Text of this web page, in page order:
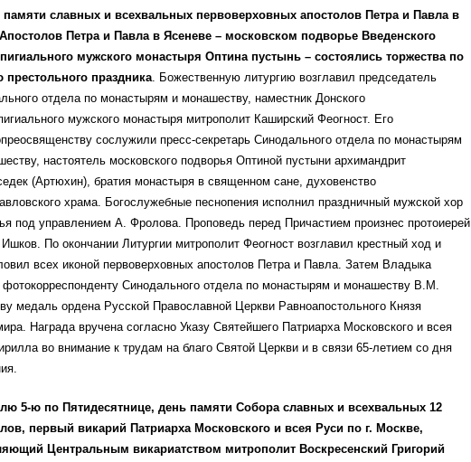
памяти славных и всехвальных первоверховных апостолов Петра и Павла в
Петра и Павла в Ясеневе – московском подворье Введенского
мужского монастыря Оптина пустынь – состоялись торжества по
престольного праздника. Божественную литургию возглавил председатель
отдела по монастырям и монашеству, наместник Донского
мужского монастыря митрополит Каширский Феогност. Его
сослужили пресс-секретарь Синодального отдела по монастырям
настоятель московского подворья Оптиной пустыни архимандрит
(Артюхин), братия монастыря в священном сане, духовенство
храма. Богослужебные песнопения исполнил праздничный мужской хор
под управлением А. Фролова. Проповедь перед Причастием произнес протоиерей
По окончании Литургии митрополит Феогност возглавил крестный ход и
всех иконой первоверховных апостолов Петра и Павла. Затем Владыка
фотокорреспонденту Синодального отдела по монастырям и монашеству В.М.
медаль ордена Русской Православной Церкви Равноапостольного Князя
Награда вручена согласно Указу Святейшего Патриарха Московского и всея
во внимание к трудам на благо Святой Церкви и в связи 65-летием со дня
5-ю по Пятидесятнице, день памяти Собора славных и всехвальных 12
первый викарий Патриарха Московского и всея Руси по г. Москве,
Центральным викариатством митрополит Воскресенский Григорий